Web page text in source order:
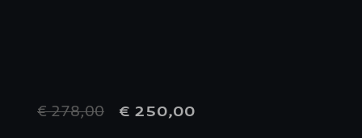
€ 278,00 € 250,00